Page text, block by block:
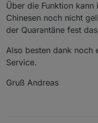
40 € als
kontakt per PN
Geräte.. keine
nachtrag
Über die Funktion
Chinesen noch nicht
der Quarantäne fest
Also besten dank noch
Service.
Gruß Andreas